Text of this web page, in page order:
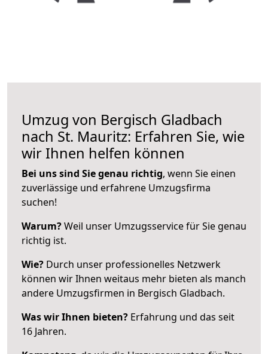
Umzug von Bergisch Gladbach
nach St. Mauritz: Erfahren Sie, wie
wir Ihnen helfen können
Bei uns sind Sie genau richtig, wenn Sie einen
zuverlässige und erfahrene Umzugsfirma
suchen!
Warum?Weil unser Umzugsservice für Sie genau
richtig ist.
Wie? Durch unser professionelles Netzwerk
können wir Ihnen weitaus mehr bieten als manch
andere Umzugsfirmen in Bergisch Gladbach.
Was wir Ihnen bieten? Erfahrung und das seit
16 Jahren.